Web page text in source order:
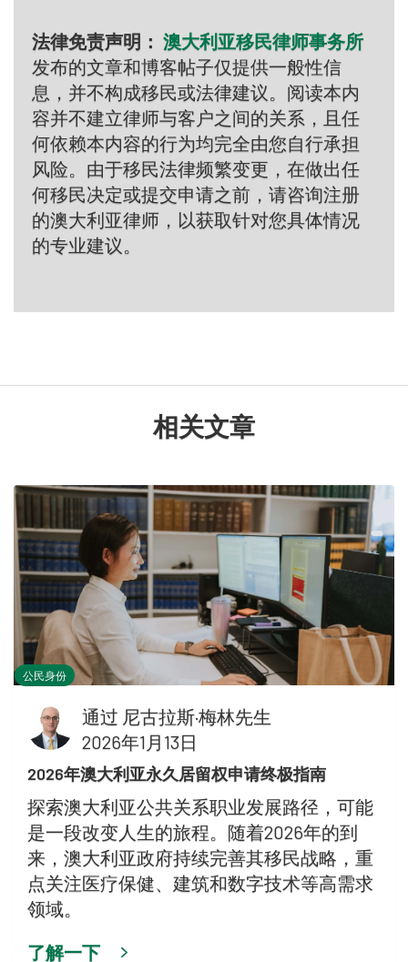
法律免责声明： 澳大利亚移民律师事务所
发布的文章和博客帖子仅提供一般性信
息，并不构成移民或法律建议。阅读本内
容并不建立律师与客户之间的关系，且任
何依赖本内容的行为均完全由您自行承担
风险。由于移民法律频繁变更，在做出任
何移民决定或提交申请之前，请咨询注册
的澳大利亚律师，以获取针对您具体情况
的专业建议。
相关文章
公民身份
通过 尼古拉斯·梅林先生
2026年1月13日
2026年澳大利亚永久居留权申请终极指南
探索澳大利亚公共关系职业发展路径，可能
是一段改变人生的旅程。随着2026年的到
来，澳大利亚政府持续完善其移民战略，重
点关注医疗保健、建筑和数字技术等高需求
领域。
了解一下